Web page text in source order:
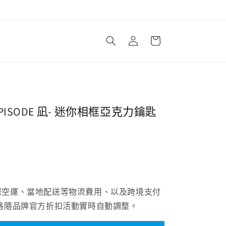
登
入
物
凪- 迷你相框亞克力鑰匙
運、當地配送等物流費用、以及跨境支付
品牌官方折扣活動實時自動調整。